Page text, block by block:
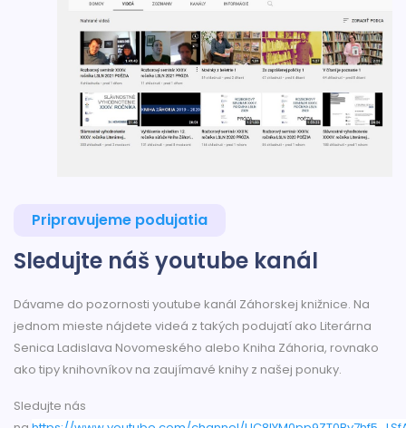
Pripravujeme podujatia
Sledujte náš youtube kanál
Dávame do pozornosti youtube kanál Záhorskej knižnice. Na
jednom mieste nájdete videá z takých podujatí ako Literárna
Senica Ladislava Novomeského alebo Kniha Záhoria, rovnako
ako tipy knihovníkov na zaujímavé knihy z našej ponuky.
Sledujte nás